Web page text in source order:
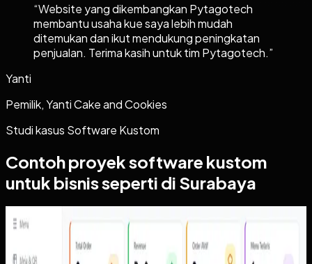
“Website yang dikembangkan Pytagotech
membantu usaha kue saya lebih mudah
ditemukan dan ikut mendukung peningkatan
penjualan. Terima kasih untuk tim Pytagotech.”
Yanti
Pemilik, Yanti Cake and Cookies
Studi kasus Software Kustom
Contoh proyeksoftware kustom
untuk bisnis seperti di Surabaya
Software Kustom